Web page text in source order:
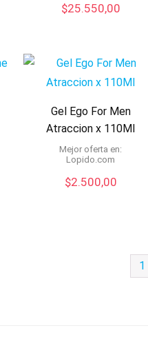
$25.550,00
Gel Ego For Men
Atraccion x 110Ml
Mejor oferta en:
lopido.com
$2.500,00
1